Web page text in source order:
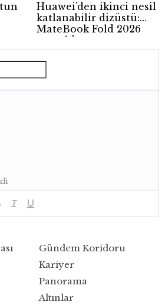
Huawei’den ikinci nesil
katlanabilir dizüstü:
MateBook Fold 2026
tanıtıldı
Gündem Koridoru
Kariyer
Panorama
Altınlar